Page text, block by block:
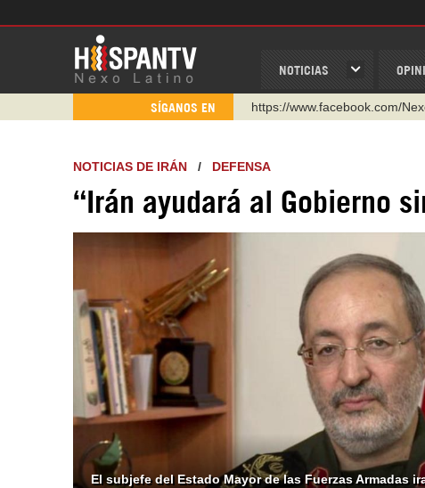
NOTICIAS
SÍGANOS EN
https://www.facebook.com/
http://twitter.com/nexo_latino
https://t.me/hispantvcanal
https://urmedium.com/c/
Instagram como: hispan_tv
NOTICIAS DE IRÁN / DEFENSA
“Irán ayudará al Gobierno
El subjefe del Estado Mayor de las Fuerzas Armadas